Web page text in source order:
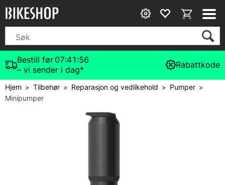
Bestill før 07:41:56
– vi sender i dag*
Rabattkode
Hjem>Tilbehør> Reparasjon og vedlikehold > Pumper>
Minipumper